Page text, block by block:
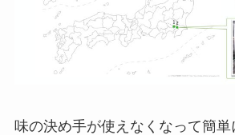
味の決め手が使えなくなって簡